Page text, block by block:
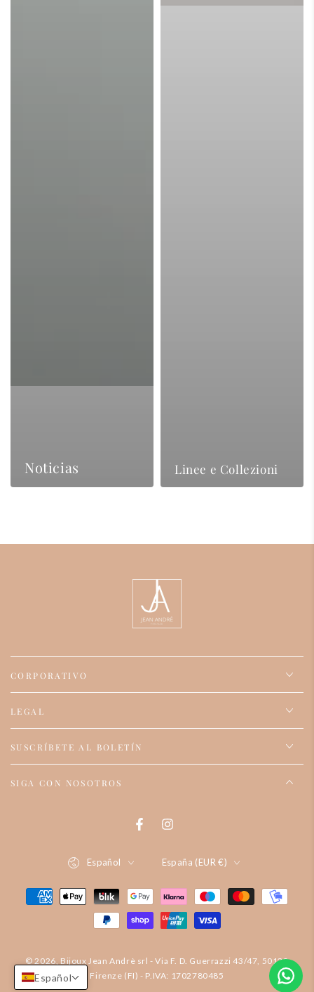
Noticias Linee e Collezioni
CORPORATIVO
LEGAL
SUSCRÍBETE AL BOLETÍN
SIGA CON NOSOTROS
FacebookInstagram
© 2026, Bijoux Jean Andrè srl - Via F. D. Guerrazzi 43/47, 50132
Firenze (FI) - P.IVA: 1702780485
Español España (EUR €)
Formas
Español